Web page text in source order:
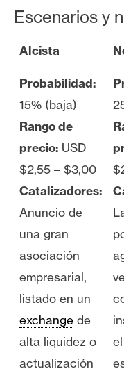
Escenarios y
Alcista
Probabilidad:
15% (baja)
Rango de
precio: USD
$2,55 – $3,00
Catalizadores:
Anuncio de
una gran
asociación
empresarial,
listado en un
exchange de
alta liquidez o
actualización